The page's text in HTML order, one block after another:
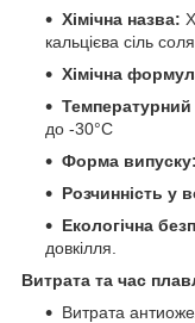
Хімічна назва:
кальцієва сіль
Хімічна
Температурний
до -30°C
Форма випуску:
Розчинність у
Екологічна
довкілля.
Витрата та час
Витрата